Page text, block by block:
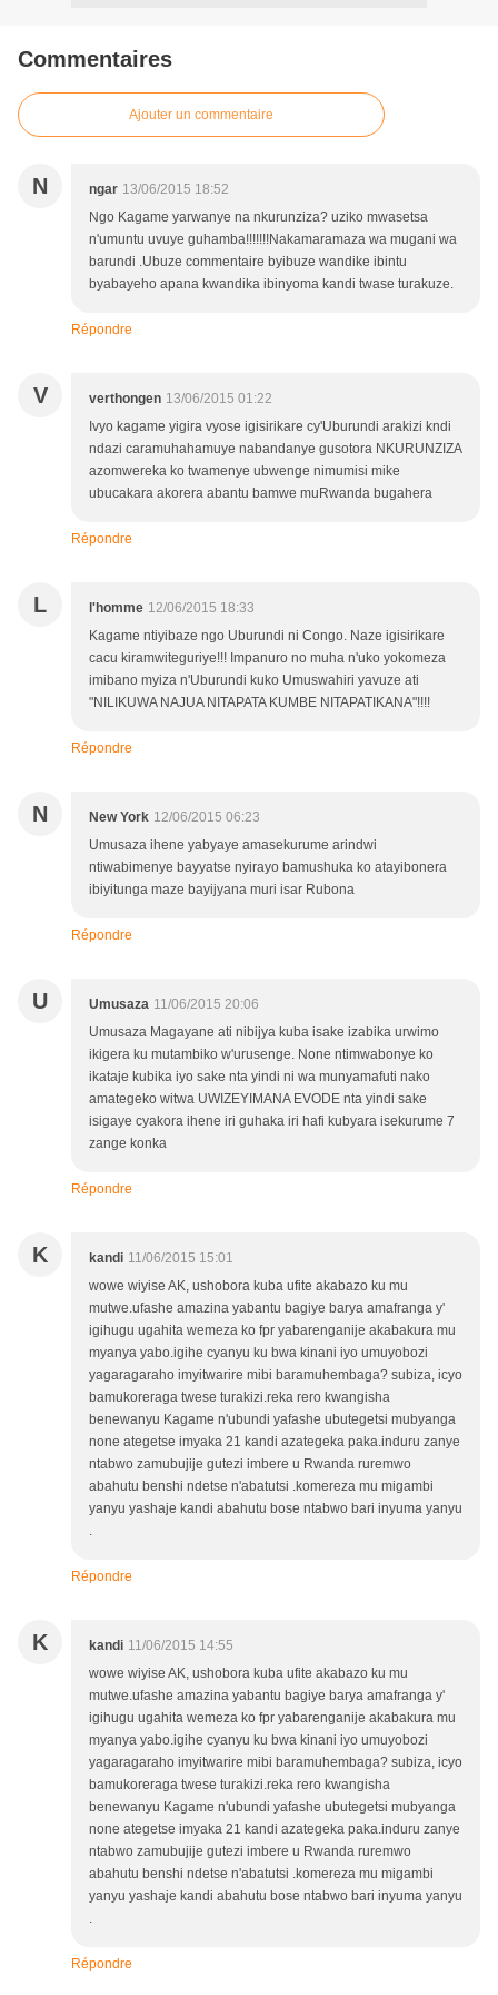
Commentaires
Ajouter un commentaire
N ngar 13/06/2015 18:52
Ngo Kagame yarwanye na nkurunziza? uziko mwasetsa
n'umuntu uvuye guhamba!!!!!!!Nakamaramaza wa mugani wa
barundi .Ubuze commentaire byibuze wandike ibintu
byabayeho apana kwandika ibinyoma kandi twase turakuze.
Répondre
V verthongen 13/06/2015 01:22
Ivyo kagame yigira vyose igisirikare cy'Uburundi arakizi kndi
ndazi caramuhahamuye nabandanye gusotora NKURUNZIZA
azomwereka ko twamenye ubwenge nimumisi mike
ubucakara akorera abantu bamwe muRwanda bugahera
Répondre
L l'homme 12/06/2015 18:33
Kagame ntiyibaze ngo Uburundi ni Congo. Naze igisirikare
cacu kiramwiteguriye!!! Impanuro no muha n'uko yokomeza
imibano myiza n'Uburundi kuko Umuswahiri yavuze ati
"NILIKUWA NAJUA NITAPATA KUMBE NITAPATIKANA"!!!!
Répondre
N New York 12/06/2015 06:23
Umusaza ihene yabyaye amasekurume arindwi
ntiwabimenye bayyatse nyirayo bamushuka ko atayibonera
ibiyitunga maze bayijyana muri isar Rubona
Répondre
U Umusaza 11/06/2015 20:06
Umusaza Magayane ati nibijya kuba isake izabika urwimo
ikigera ku mutambiko w'urusenge. None ntimwabonye ko
ikataje kubika iyo sake nta yindi ni wa munyamafuti nako
amategeko witwa UWIZEYIMANA EVODE nta yindi sake
isigaye cyakora ihene iri guhaka iri hafi kubyara isekurume 7
zange konka
Répondre
K kandi 11/06/2015 15:01
wowe wiyise AK, ushobora kuba ufite akabazo ku mu
mutwe.ufashe amazina yabantu bagiye barya amafranga y'
igihugu ugahita wemeza ko fpr yabarenganije akabakura mu
myanya yabo.igihe cyanyu ku bwa kinani iyo umuyobozi
yagaragaraho imyitwarire mibi baramuhembaga? subiza, icyo
bamukoreraga twese turakizi.reka rero kwangisha
benewanyu Kagame n'ubundi yafashe ubutegetsi mubyanga
none ategetse imyaka 21 kandi azategeka paka.induru zanye
ntabwo zamubujije gutezi imbere u Rwanda ruremwo
abahutu benshi ndetse n'abatutsi .komereza mu migambi
yanyu yashaje kandi abahutu bose ntabwo bari inyuma yanyu
.
Répondre
K kandi 11/06/2015 14:55
wowe wiyise AK, ushobora kuba ufite akabazo ku mu
mutwe.ufashe amazina yabantu bagiye barya amafranga y'
igihugu ugahita wemeza ko fpr yabarenganije akabakura mu
myanya yabo.igihe cyanyu ku bwa kinani iyo umuyobozi
yagaragaraho imyitwarire mibi baramuhembaga? subiza, icyo
bamukoreraga twese turakizi.reka rero kwangisha
benewanyu Kagame n'ubundi yafashe ubutegetsi mubyanga
none ategetse imyaka 21 kandi azategeka paka.induru zanye
ntabwo zamubujije gutezi imbere u Rwanda ruremwo
abahutu benshi ndetse n'abatutsi .komereza mu migambi
yanyu yashaje kandi abahutu bose ntabwo bari inyuma yanyu
.
Répondre